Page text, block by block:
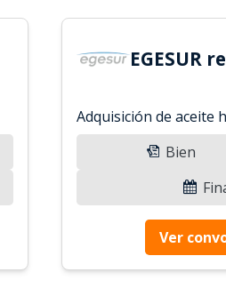
EGESUR
Adquisición de aceite
Bien
Ver